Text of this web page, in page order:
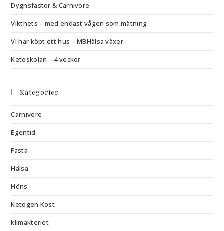
Dygnsfastor & Carnivore
Vikthets – med endast vågen som mätning
Vi har köpt ett hus – MBHälsa växer
Ketoskolan – 4 veckor
Kategorier
Carnivore
Egentid
Fasta
Hälsa
Höns
Ketogen Kost
klimakteriet